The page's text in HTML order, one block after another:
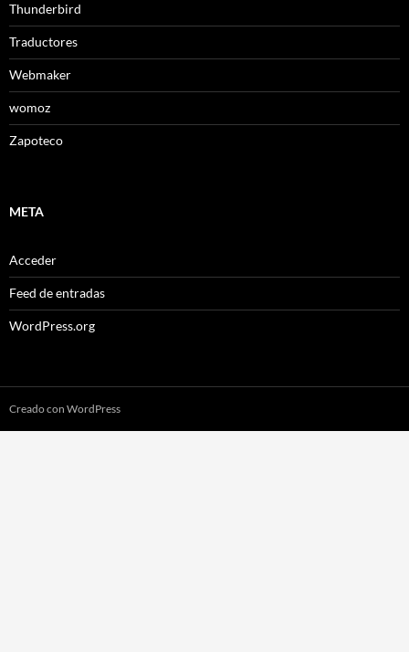
Thunderbird
Traductores
Webmaker
womoz
Zapoteco
META
Acceder
Feed de entradas
WordPress.org
Creado con WordPress